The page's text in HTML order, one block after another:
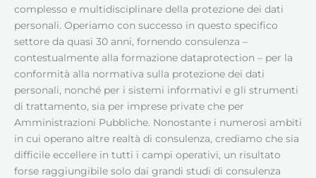
complesso e multidisciplinare della protezione dei dati
personali. Operiamo con successo in questo specifico
settore da quasi 30 anni, fornendo consulenza –
contestualmente alla formazione dataprotection – per la
conformità alla normativa sulla protezione dei dati
personali, nonché per i sistemi informativi e gli strumenti
di trattamento, sia per imprese private che per
Amministrazioni Pubbliche. Nonostante i numerosi ambiti
in cui operano altre realtà di consulenza, crediamo che sia
difficile eccellere in tutti i campi operativi, un risultato
forse raggiungibile solo dai grandi studi di consulenza